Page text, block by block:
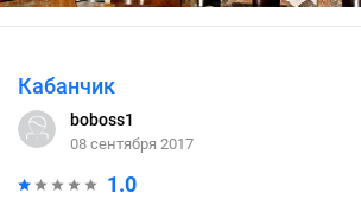
Кабанчик
boboss1
08 сентября 2017
1.0